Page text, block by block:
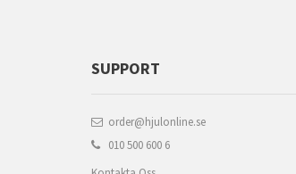
SUPPORT
order@hjulonline.se
010 500 600 6